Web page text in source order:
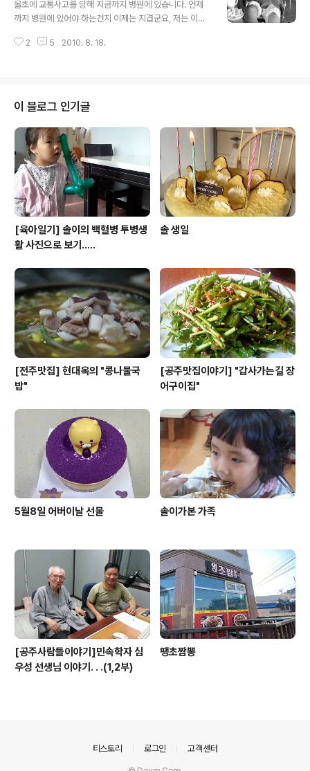
는 사람, 정서 함양, 심리치료, 치매예방 등과 관련해 미술
시작하여 풍경, 정물, 인물, 추상 등의 영역으로도 확장됩니
올초에 교통사고를 당해 지금까지 병원에 있습니다. 언제
까지 병원에 있어야 하는건지 이제는 지겹군요, 저는 이번
일부를 잃었습니다. 얼마전에 장애인 복지카드를 받았는데
도) 재활치료를 받고 있습니다. 재활치료도 단계가 여러가
지 있습니다. 일단 기본적인 치료는 다끝났고 7월1일부터
31일까지 걷기연습을 했습니다. 거의 어린아이 걸음마 수
준이었고 수술부위가 많이 다쳐서 진통제를 먹어가며 했습
니다.(아직도 약은 계속먹지요) 이제는 목발을 집고 어느정
도 걷기를 할 수 있었습니다. 아직도 상당히 불편하지..
2 5 2010. 8. 18.
이 블로그 인기글
[육아일기] 솔이의 백혈병 투병생
활 사진으로 보기.....
솔 생일
[전주맛집] 현대옥의 "콩나물국
밥"
[공주맛집이야기] "갑사가는길 장
어구이집"
5월8일 어버이날 선물 솔이가본 가족
[공주사람들이야기]민속학자 심
우성 선생님 이야기. . .(1,2부)
땡초짬뽕
티스토리 로그인 고객센터